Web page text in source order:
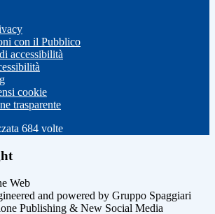
con il Pubblico
accessibilità
cookie
trasparente
684 volte
and powered by Gruppo Spaggiari
Publishing & New Social Media